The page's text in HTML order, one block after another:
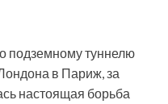
подземному туннелю
в Париж, за
настоящая борьба